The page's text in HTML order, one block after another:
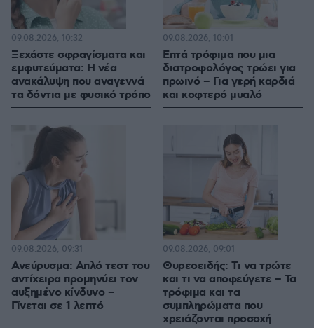
Ξεχάστε σφραγίσματα και
εμφυτεύματα: Η νέα
ανακάλυψη που αναγεννά
τα δόντια με φυσικό τρόπο
09.08.2026, 10:32
Επτά τρόφιμα που μια
διατροφολόγος τρώει για
πρωινό – Για γερή καρδιά
και κοφτερό μυαλό
09.08.2026, 10:01
Ανεύρυσμα: Απλό τεστ του
αντίχειρα προμηνύει τον
αυξημένο κίνδυνο –
Γίνεται σε 1 λεπτό
09.08.2026, 09:31
Θυρεοειδής: Τι να τρώτε
και τι να αποφεύγετε – Τα
τρόφιμα και τα
συμπληρώματα που
χρειάζονται προσοχή
09.08.2026, 09:01